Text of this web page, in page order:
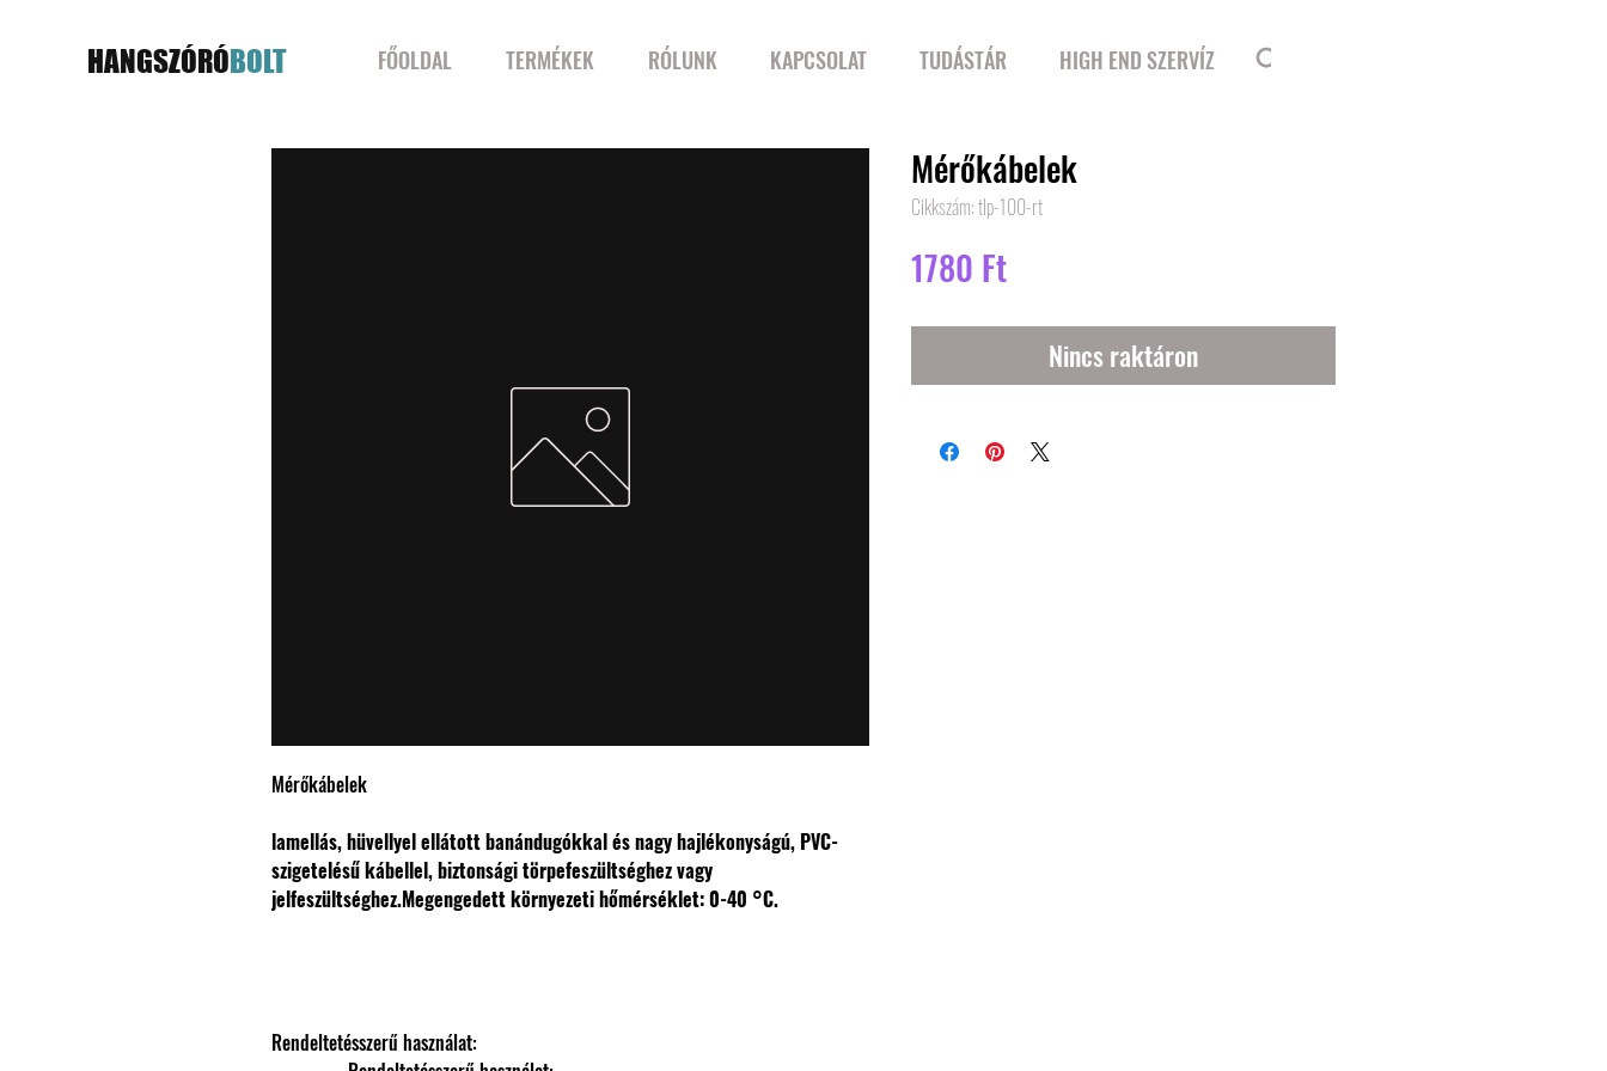
HANGSZÓRÓBOLT FŐOLDAL TERMÉKEK RÓLUNK KAPCSOLAT TUDÁSTÁR HIGH END SZERVÍZ
Mérőkábelek
lamellás, hüvellyel ellátott banándugókkal és nagy hajlékonyságú, PVC-
szigetelésű kábellel, biztonsági törpefeszültséghez vagy
jelfeszültséghez.Megengedett környezeti hőmérséklet: 0-40 °C.
Rendeltetésszerű használat:
Mérőkábelek
Cikkszám: tlp-100-rt
1780 FtÁr
Nincs raktáron